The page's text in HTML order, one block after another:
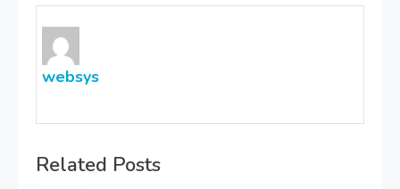
websys
Related Posts